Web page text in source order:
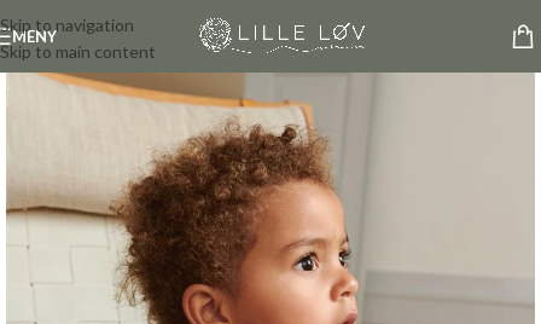
Skip to navigation
Skip to main content
MENY